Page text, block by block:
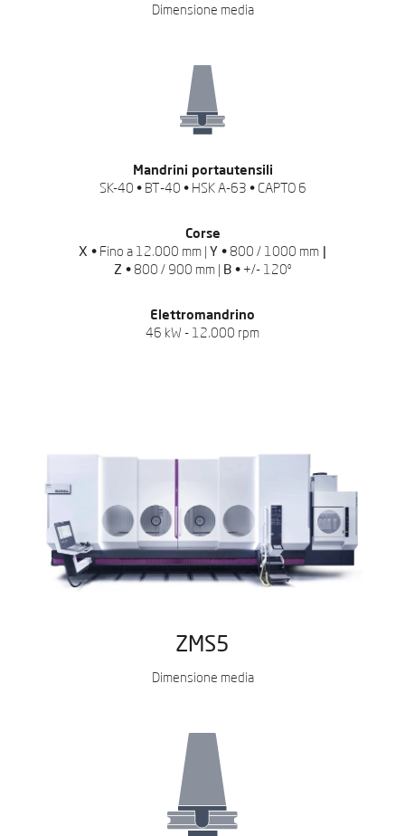
Dimensione media
Mandrini portautensili
SK-40 • BT-40 • HSK A-63 • CAPTO 6
Corse
X • Fino a 12.000 mm | Y •800 / 1000 mm
Z •800 / 900 mm | B • +/- 120º
Elettromandrino
46 kW - 12.000 rpm
ZMS5
Dimensione media